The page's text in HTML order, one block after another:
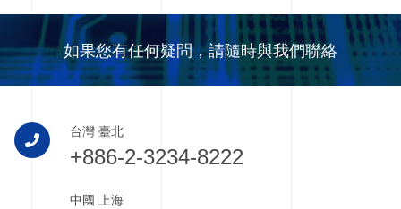
如果您有任何疑問，請隨時與我們聯絡
台灣 臺北
+886-2-3234-8222
中國 上海